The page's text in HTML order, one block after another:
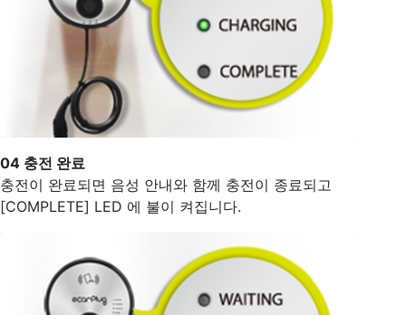
04 충전 완료
충전이 완료되면 음성 안내와 함께 충전이 종료되고
[COMPLETE] LED 에 불이 켜집니다.